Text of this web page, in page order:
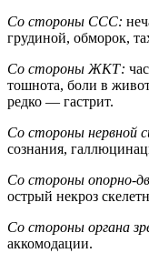
Со стороны ССС:
грудиной, обморок,
Со стороны ЖКТ:
тошнота, боли в
редко — гастрит.
Со стороны нервной
сознания,
Со стороны опорно-
острый некроз
Со стороны органа
аккомодации.